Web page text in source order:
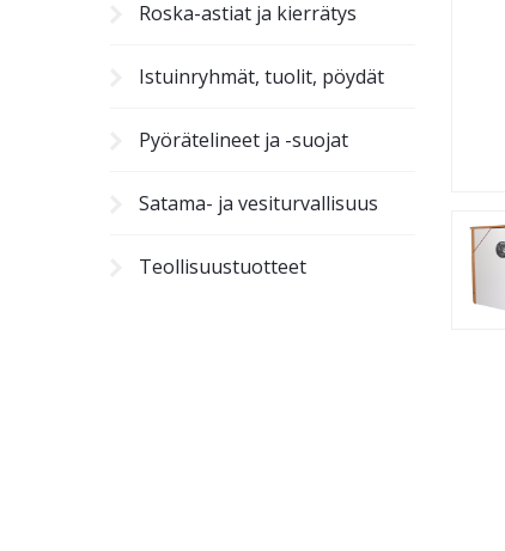
Roska-astiat ja kierrätys
Istuinryhmät, tuolit, pöydät
Pyörätelineet ja -suojat
Satama- ja vesiturvallisuus
Teollisuustuotteet